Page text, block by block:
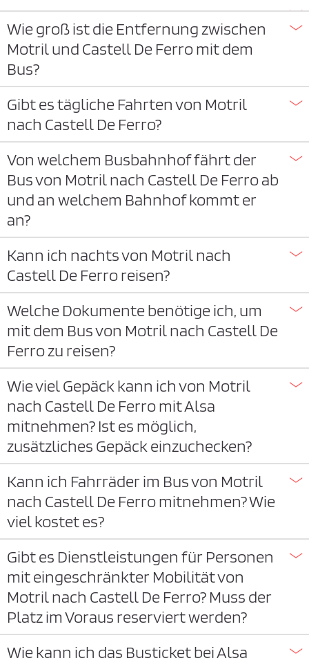
Wie groß ist die Entfernung zwischen
Motril und Castell De Ferro mit dem
Bus?
Gibt es tägliche Fahrten von Motril
nach Castell De Ferro?
Von welchem Busbahnhof fährt der
Bus von Motril nach Castell De Ferro ab
und an welchem Bahnhof kommt er
an?
Kann ich nachts von Motril nach
Castell De Ferro reisen?
Welche Dokumente benötige ich, um
mit dem Bus von Motril nach Castell De
Ferro zu reisen?
Wie viel Gepäck kann ich von Motril
nach Castell De Ferro mit Alsa
mitnehmen? Ist es möglich,
zusätzliches Gepäck einzuchecken?
Kann ich Fahrräder im Bus von Motril
nach Castell De Ferro mitnehmen? Wie
viel kostet es?
Gibt es Dienstleistungen für Personen
mit eingeschränkter Mobilität von
Motril nach Castell De Ferro? Muss der
Platz im Voraus reserviert werden?
Wie kann ich das Busticket bei Alsa